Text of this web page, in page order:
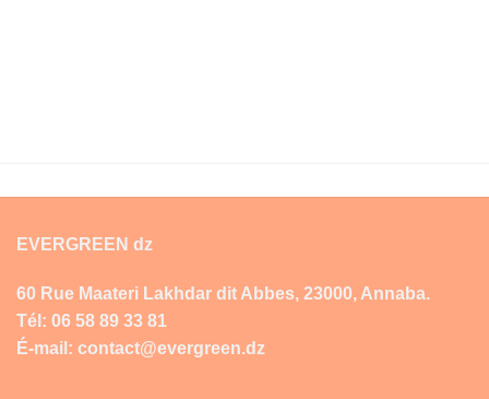
EVERGREEN dz
60 Rue Maateri Lakhdar dit Abbes, 23000, Annaba.
Tél: 06 58 89 33 81
É-mail: contact@evergreen.dz